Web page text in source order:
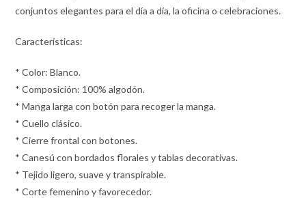
conjuntos elegantes para el día a día, la oficina o celebraciones.
Características:
* Color: Blanco.
* Composición: 100% algodón.
* Manga larga con botón para recoger la manga.
* Cuello clásico.
* Cierre frontal con botones.
* Canesú con bordados florales y tablas decorativas.
* Tejido ligero, suave y transpirable.
* Corte femenino y favorecedor.